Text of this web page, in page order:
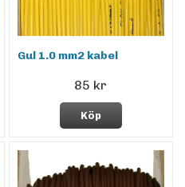
Gul 1.0 mm2 kabel
85 kr
Köp